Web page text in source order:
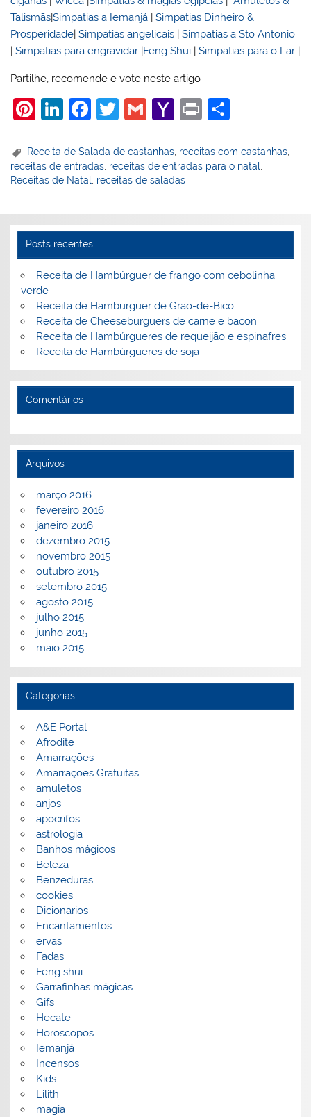
Talismãs|Simpatias a Iemanjá |Simpatias Dinheiro &
Prosperidade |Simpatias angelicais |Simpatias a Sto Antonio
|Simpatias para engravidar Feng Shui |Simpatias para o Lar
Partilhe, recomende e vote neste artigo
Pi
er
e
st
Li
k
e
dI
F
c
e
b
o
k
T
itt
er
G
ai
l
Y
h
o
o
l
Pr
t
ar
e
Receita de Salada de castanhas receitas com castanhas
receitas de entradas, receitas de entradas para o natal,
Receitas de Natal, receitas de saladas
Posts recentes
Receita de Hambúrguer de frango com cebolinha
verde
Receita de Hamburguer de Grão-de-Bico
Receita de Cheeseburguers de carne e bacon
Receita de Hambúrgueres de requeijão e espinafres
Receita de Hambúrgueres de soja
Comentários
Arquivos
março 2016
fevereiro 2016
janeiro 2016
dezembro 2015
novembro 2015
outubro 2015
setembro 2015
agosto 2015
julho 2015
junho 2015
maio 2015
Categorias
A&E Portal
Afrodite
Amarrações
Amarrações Gratuitas
amuletos
anjos
apocrifos
astrologia
Banhos mágicos
Beleza
Benzeduras
cookies
Dicionarios
Encantamentos
ervas
Fadas
Feng shui
Garrafinhas mágicas
Gifs
Hecate
Horoscopos
Iemanjá
Incensos
Kids
Lilith
magia